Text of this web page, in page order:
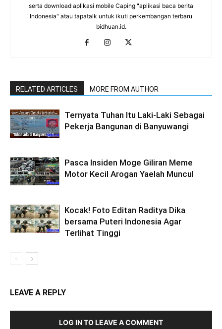
serta download aplikasi mobile Caping "aplikasi baca berita
Indonesia" atau tapatalk untuk ikuti perkembangan terbaru
bidhuan.id.
RELATED ARTICLES MORE FROM AUTHOR
Ternyata Tuhan Itu Laki-Laki Sebagai
Pekerja Bangunan di Banyuwangi
Pasca Insiden Moge Giliran Meme
Motor Kecil Arogan Yaelah Muncul
Kocak! Foto Editan Raditya Dika
bersama Puteri Indonesia Agar
Terlihat Tinggi
LEAVE A REPLY
LOG IN TO LEAVE A COMMENT